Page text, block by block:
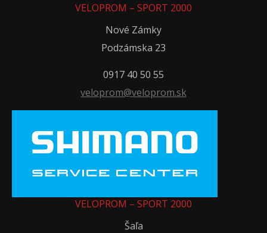
VELOPROM – SPORT 2000
Nové Zámky
Podzámska 23
0917 40 50 55
veloprom@veloprom.sk
VELOPROM – SPORT 2000
Šaľa